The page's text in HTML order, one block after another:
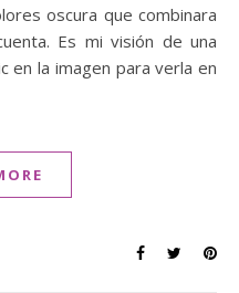
oscura que combinara
Es mi visión de una
en la imagen para verla en